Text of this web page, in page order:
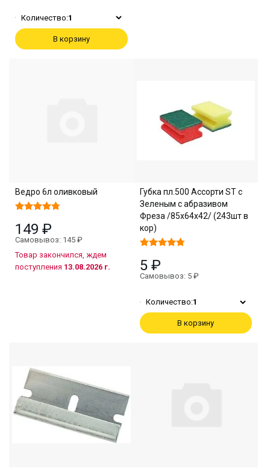
Количество:1
В корзину
Ведро 6л оливковый
149 ₽
Самовывоз: 145 ₽
Товар закончился, ждем
поступления 13.08.2026 г.
Губка пл.500 Ассорти ST с
Зеленым с абразивом
Фреза /85х64х42/ (243шт в
кор)
5 ₽
Самовывоз: 5 ₽
Количество:1
В корзину